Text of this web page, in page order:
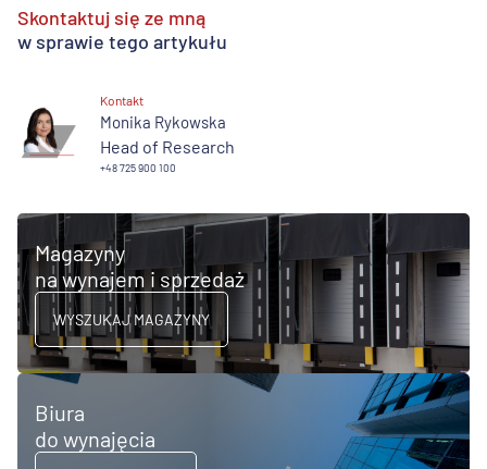
Skontaktuj się ze mną
w sprawie tego artykułu
Kontakt
Monika Rykowska
Head of Research
+48 725 900 100
Magazyny
na wynajem i sprzedaż
WYSZUKAJ MAGAZYNY
Biura
do wynajęcia